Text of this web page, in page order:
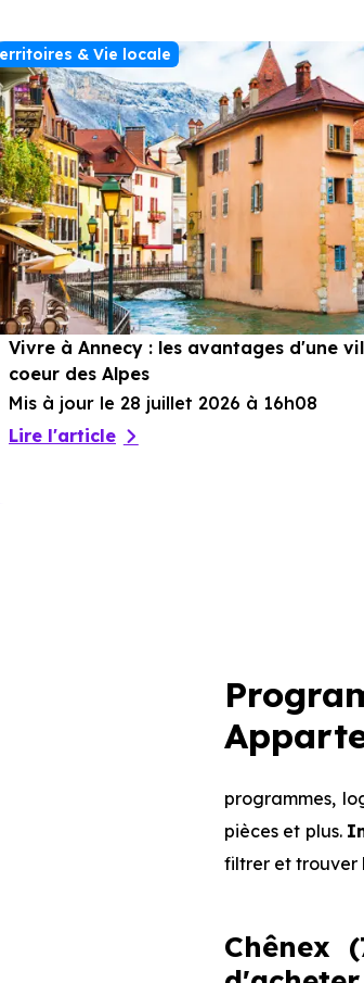
& Vie locale
Vivre à Annecy : les avantages d'une
coeur des Alpes
Mis à jour le 28 juillet 2026 à 16h08
Lire l'article
programmes,
pièces et plus.
filtrer et trouver
Chênex